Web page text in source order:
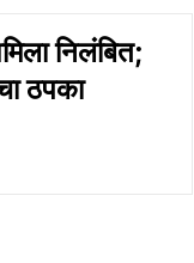
निलंबित;
ठपका